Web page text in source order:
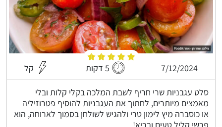
7/12/2024 5 דקות קל
סלט עגבניות שרי חריף לשבת המלכה בקלי קלות ובלי
מאמצים מיותרים, לחתוך את העגבניות להוסיף פטרוזיליה
או כוסברה מיץ לימון טרי ולהגיש לשולחן בסמוך לארוחה, הוא
פרשי קליל טעים ובריא!